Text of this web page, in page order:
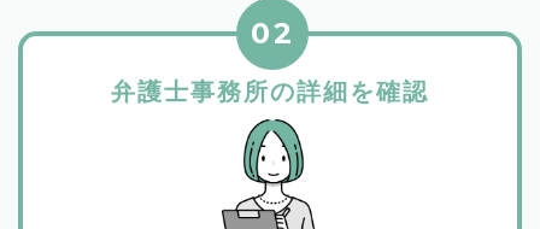
弁護士事務所の詳細を確認
02